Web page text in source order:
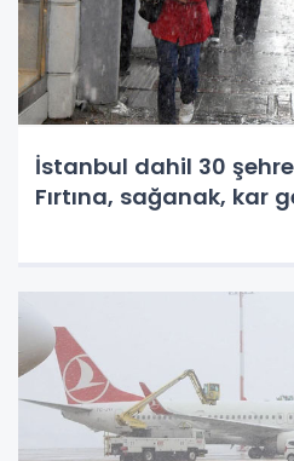
İstanbul dahil 30
Fırtına, sağanak, kar